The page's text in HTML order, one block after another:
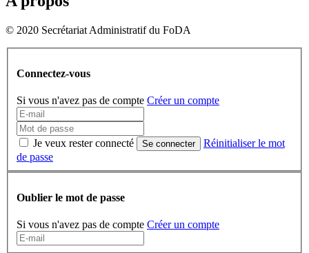
© 2020 Secrétariat Administratif du FoDA
Connectez-vous
Si vous n'avez pas de compte Créer un compte
Je veux rester connecté Se connecter
Réinitialiser le mot
de passe
Oublier le mot de passe
Si vous n'avez pas de compte Créer un compte